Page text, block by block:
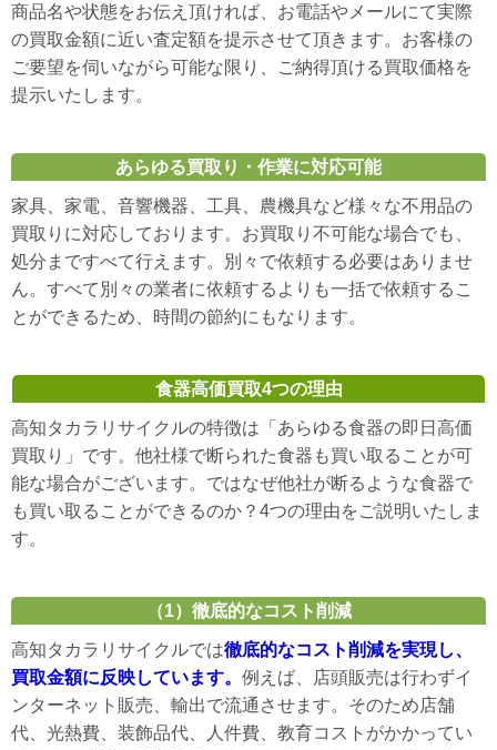
商品名や状態をお伝え頂ければ、お電話やメールにて実際
の買取金額に近い査定額を提示させて頂きます。お客様の
ご要望を伺いながら可能な限り、ご納得頂ける買取価格を
提示いたします。
あらゆる買取り・作業に対応可能
家具、家電、音響機器、工具、農機具など様々な不用品の
買取りに対応しております。お買取り不可能な場合でも、
処分まですべて行えます。別々で依頼する必要はありませ
ん。すべて別々の業者に依頼するよりも一括で依頼するこ
とができるため、時間の節約にもなります。
食器高価買取4つの理由
高知タカラリサイクルの特徴は「あらゆる食器の即日高価
買取り」です。他社様で断られた食器も買い取ることが可
能な場合がございます。ではなぜ他社が断るような食器で
も買い取ることができるのか？4つの理由をご説明いたしま
す。
（1）徹底的なコスト削減
高知タカラリサイクルでは徹底的なコスト削減を実現し、
買取金額に反映しています。 例えば、店頭販売は行わずイ
ンターネット販売、輸出で流通させます。そのため店舗
代、光熱費、装飾品代、人件費、教育コストがかかってい